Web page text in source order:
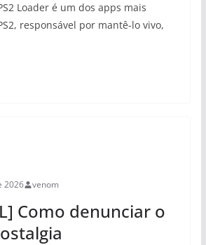
Loader é um dos apps mais
responsável por mantê-lo vivo,
2026 venom
Como denunciar o